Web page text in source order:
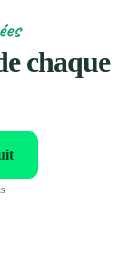
chaque